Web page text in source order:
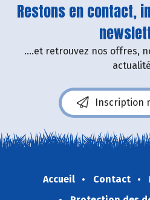
Restons en contact,
....et retrouvez nos offres,
Inscription
Accueil Contact